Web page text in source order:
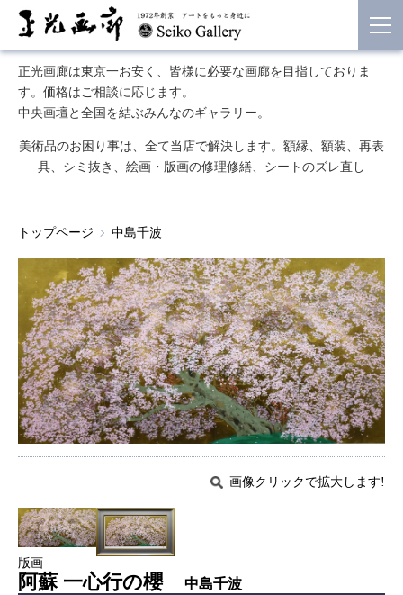
正光画廊は東京一お安く、皆様に必要な画廊を目指しておりま
す。価格はご相談に応じます。
中央画壇と全国を結ぶみんなのギャラリー。
美術品のお困り事は、全て当店で解決します。額縁、額装、再表
具、シミ抜き、絵画・版画の修理修繕、シートのズレ直し
トップページ 中島千波
画像クリックで拡大します!
版画
阿蘇 一心行の櫻 中島千波